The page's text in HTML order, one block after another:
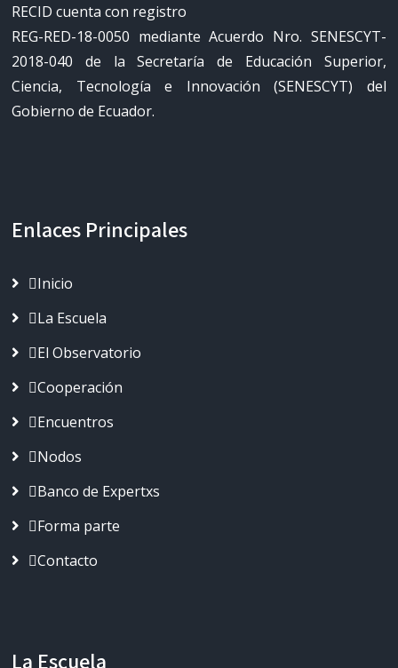
RECID cuenta con registro
REG-RED-18-0050 mediante Acuerdo Nro. SENESCYT-
2018-040 de la Secretaría de Educación Superior,
Ciencia, Tecnología e Innovación (SENESCYT) del
Gobierno de Ecuador.
Enlaces Principales
Inicio
La Escuela
El Observatorio
Cooperación
Encuentros
Nodos
Banco de Expertxs
Forma parte
Contacto
La Escuela